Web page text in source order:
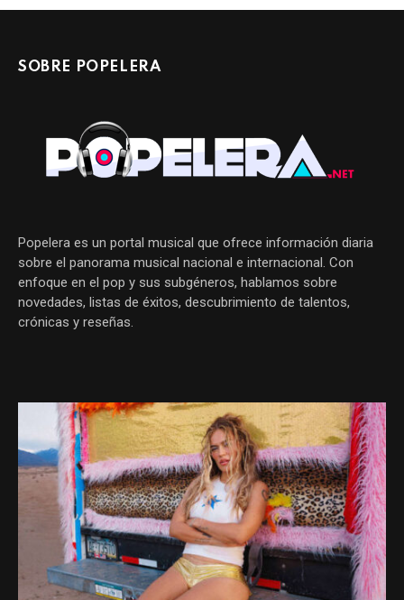
SOBRE POPELERA
Popelera es un portal musical que ofrece información diaria
sobre el panorama musical nacional e internacional. Con
enfoque en el pop y sus subgéneros, hablamos sobre
novedades, listas de éxitos, descubrimiento de talentos,
crónicas y reseñas.